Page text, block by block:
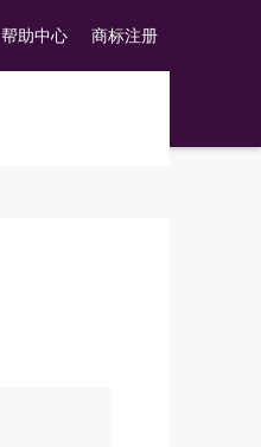
帮助中心 商标注册